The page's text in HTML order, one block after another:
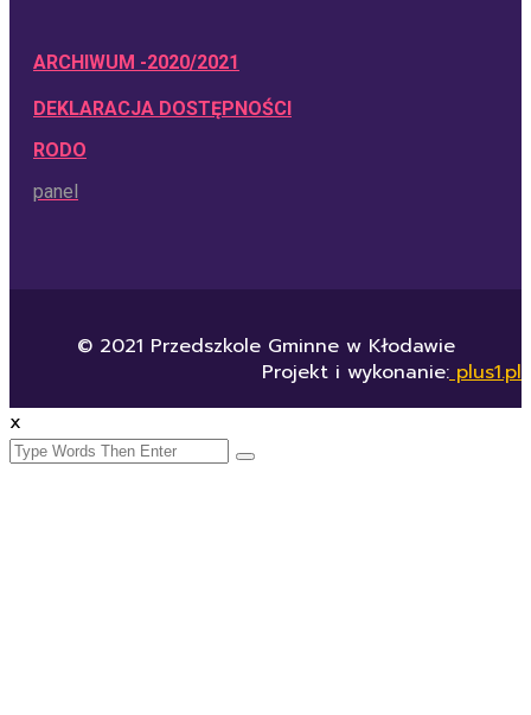
ARCHIWUM -2020/2021
DEKLARACJA DOSTĘPNOŚCI
RODO
panel
© 2021 Przedszkole Gminne w Kłodawie
Projekt i wykonanie: plus1.pl
x